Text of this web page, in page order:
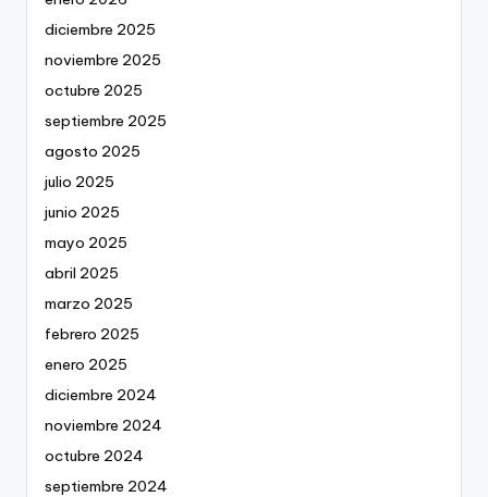
diciembre 2025
noviembre 2025
octubre 2025
septiembre 2025
agosto 2025
julio 2025
junio 2025
mayo 2025
abril 2025
marzo 2025
febrero 2025
enero 2025
diciembre 2024
noviembre 2024
octubre 2024
septiembre 2024